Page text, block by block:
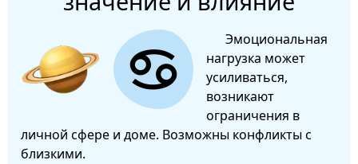
Эмоциональная
нагрузка может
усиливаться,
возникают
ограничения в
личной сфере и доме. Возможны конфликты с
близкими.